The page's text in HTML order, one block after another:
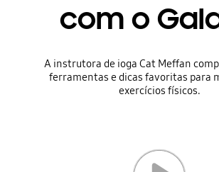
com o
A instrutora de ioga Cat Meffan
ferramentas e dicas favoritas para
exercícios físicos.